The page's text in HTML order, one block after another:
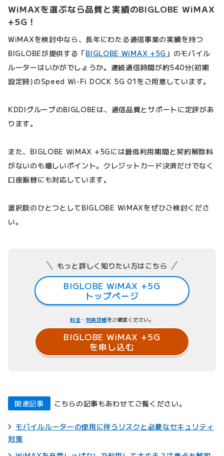
WiMAXを選ぶなら品質と実績のBIGLOBE WiMAX
+5G！
WiMAXを検討中なら、長年にわたる通信事業の実績を持つ
BIGLOBEが提供する「BIGLOBE WiMAX +5G 」のモバイル
ルーターはいかがでしょうか。連続通信時間が約540分(初期
設定時)のSpeed Wi-Fi DOCK 5G 01をご用意しています。
KDDIグループのBIGLOBEは、通信品質とサポートに定評があ
ります。
また、BIGLOBE WiMAX +5Gには最低利用期間と契約解除料
がないのも嬉しいポイント。クレジットカード決済だけでなく
口座振替にも対応しています。
選択肢のひとつとしてBIGLOBE WiMAXをぜひご検討くださ
い。
もっと詳しく知りたい方はこちら
BIGLOBE WiMAX +5G
トップページ
料金 ・ 特典詳細をご確認ください。
BIGLOBE WiMAX +5G
を申し込む
関連記事 こちらの記事もあわせてご覧ください。
モバイルルーターの使用に伴うリスクと必要なセキュリティ
対策